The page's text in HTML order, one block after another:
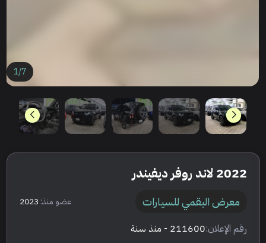
1/7
2022 لاند روفر ديفيندر
معرض البقمي للسيارات عضو منذ: 2023
رقم الإعلان:211600 - منذ سنة